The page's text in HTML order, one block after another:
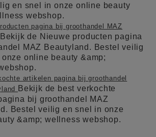
en snel in onze online beauty
webshop.
pagina bij groothandel MAZ
Bekijk de Nieuwe producten pagina
MAZ Beautyland. Bestel veilig
online beauty &amp;
artikelen pagina bij groothandel
Bekijk de best verkochte
bij groothandel MAZ
Bestel veilig en snel in onze
&amp; wellness webshop.